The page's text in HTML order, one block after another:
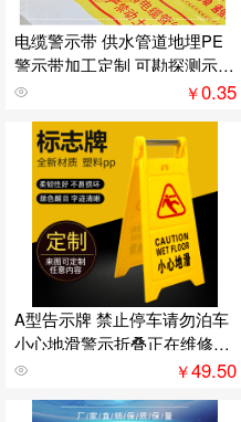
电缆警示带 供水管道地埋PE
警示带加工定制 可勘探测示警
示带
￥0.35
A型告示牌 禁止停车请勿泊车
小心地滑警示折叠正在维修施
工提示牌
￥49.50